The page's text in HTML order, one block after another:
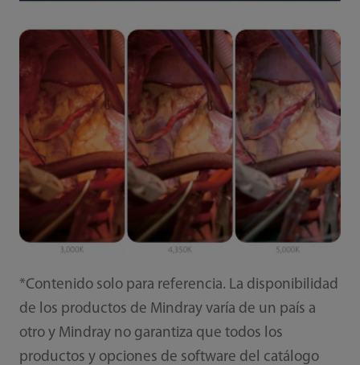
*Contenido solo para referencia. La disponibilidad
de los productos de Mindray varía de un país a
otro y Mindray no garantiza que todos los
productos y opciones de software del catálogo